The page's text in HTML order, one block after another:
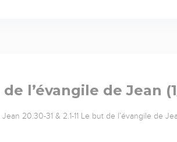
l’évangile de Jean
20.30-31 & 2.1-11 Le but de l’évangile de